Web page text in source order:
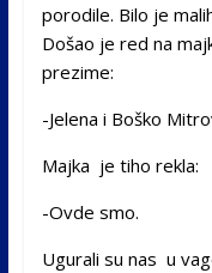
porodile. Bilo je
Došao je red na
prezime:
-Jelena i Boško
Majka je tiho rekla:
-Ovde smo.
Ugurali su nas u